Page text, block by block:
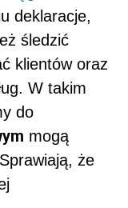
deklaracje,
śledzić
klientów oraz
W takim
do
mogą
że